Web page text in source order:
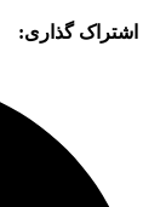
اشتراک گذاری: